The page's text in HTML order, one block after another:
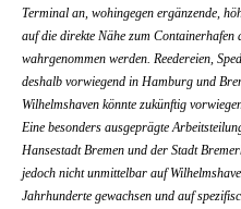
Terminal an, wohingegen ergänzende,
auf die direkte Nähe zum Containerhafen
wahrgenommen werden. Reedereien,
deshalb vorwiegend in Hamburg und
Wilhelmshaven könnte zukünftig
Eine besonders ausgeprägte
Hansestadt Bremen und der Stadt
jedoch nicht unmittelbar auf
Jahrhunderte gewachsen und auf